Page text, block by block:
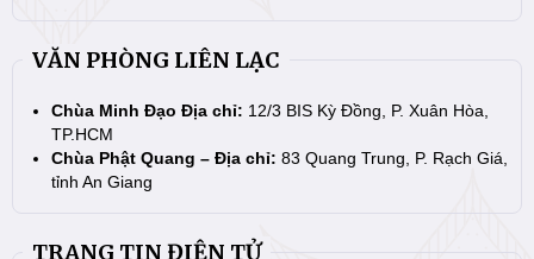
VĂN PHÒNG LIÊN LẠC
Chùa Minh Đạo Địa chỉ: 12/3 BIS Kỳ Đồng, P. Xuân Hòa,
TP.HCM
Chùa Phật Quang – Địa chỉ: 83 Quang Trung, P. Rạch Giá,
tỉnh An Giang
TRANG TIN ĐIỆN TỬ